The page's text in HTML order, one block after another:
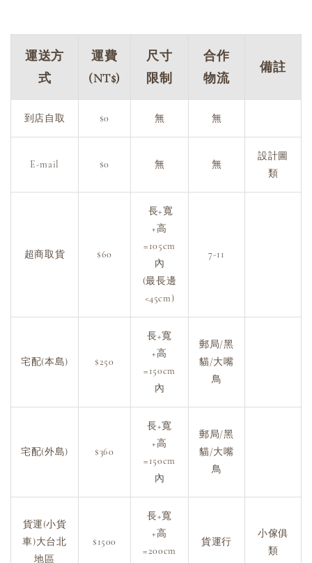
運送方
式
運費
(NT$)
尺寸
限制
合作
物流
備註
到店自取 $0 無 無
E-mail $0 無 無
設計圖
類
超商取貨 $60
長+寬
+高
=105cm
內
(最長邊
<45cm)
7-11
宅配(本島) $250
長+寬
+高
=150cm
內
郵局/黑
貓/大嘴
鳥
宅配(外島) $360
長+寬
+高
=150cm
內
郵局/黑
貓/大嘴
鳥
貨運(小貨
車)大台北
地區
$1500
長+寬
+高
=200cm
貨運行
小傢俱
類